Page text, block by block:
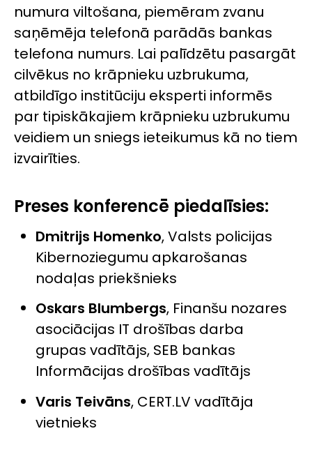
numura viltošana, piemēram zvanu
saņēmēja telefonā parādās bankas
telefona numurs. Lai palīdzētu pasargāt
cilvēkus no krāpnieku uzbrukuma,
atbildīgo institūciju eksperti informēs
par tipiskākajiem krāpnieku uzbrukumu
veidiem un sniegs ieteikumus kā no tiem
izvairīties.
Preses konferencē piedalīsies:
Dmitrijs Homenko, Valsts policijas
Kibernoziegumu apkarošanas
nodaļas priekšnieks
Oskars Blumbergs, Finanšu nozares
asociācijas IT drošības darba
grupas vadītājs, SEB bankas
Informācijas drošības vadītājs
Varis Teivāns, CERT.LV vadītāja
vietnieks